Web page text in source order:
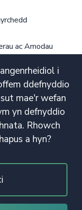
i
ddefnyddio
mae'r wefan
yn defnyddio
Rhowch
a hyn?
ac Amodau